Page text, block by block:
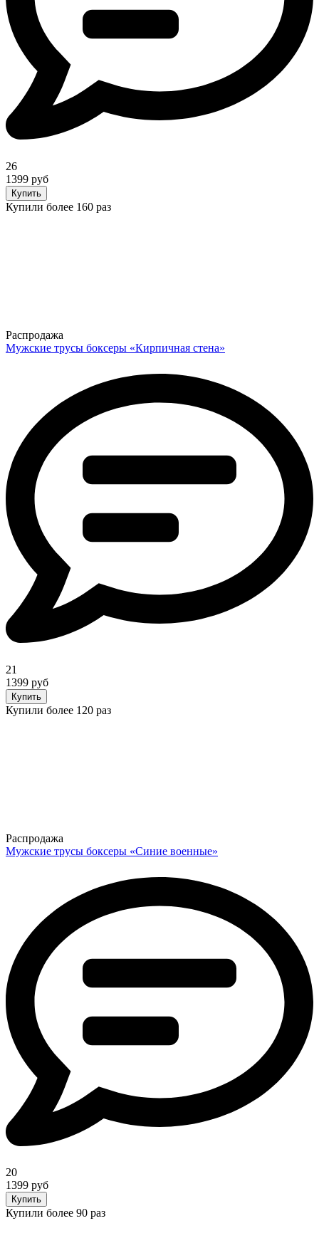
26
1399 руб
Купить
Купили более 160 раз
Распродажа
Мужские трусы боксеры «Кирпичная стена»
21
1399 руб
Купить
Купили более 120 раз
Распродажа
Мужские трусы боксеры «Синие военные»
20
1399 руб
Купить
Купили более 90 раз